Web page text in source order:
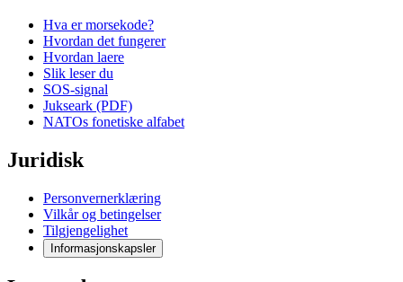
Hva er morsekode?
Hvordan det fungerer
Hvordan laere
Slik leser du
SOS-signal
Jukseark (PDF)
NATOs fonetiske alfabet
Juridisk
Personvernerklæring
Vilkår og betingelser
Tilgjengelighet
Informasjonskapsler